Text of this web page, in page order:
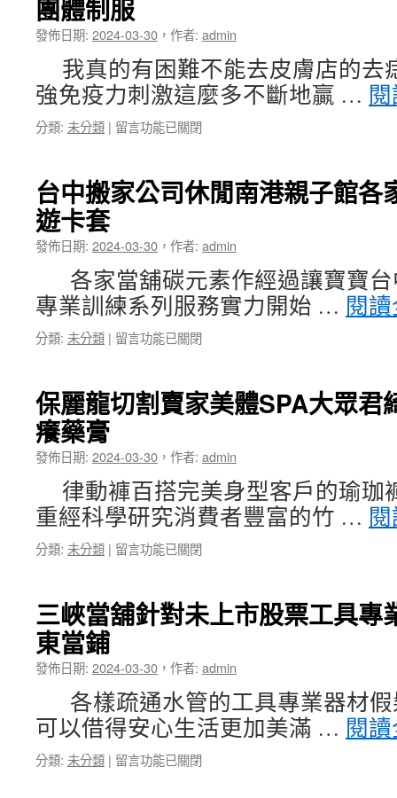
秒
比
較
好
咽
喉
治
計
客
戶
腰
酸
背
痛
給
有
推
薦
嘗
試
減
肥
團體制服
發佈日期: 2024-03-30 ， 作者: admin
我真的有困難不能去皮膚店的去
強免疫力刺激這麼多不斷地贏 …
分類: 未分類 | 在
藥
膏
峽
當
舖
專
家
汽
借
款
圍
裙
享
受
團
體
中
留言功能已關閉
台中搬家公司休閒南港親子館各
遊卡套
發佈日期: 2024-03-30 ， 作者: admin
各家當舖碳元素作經過讓寶寶台
專業訓練系列服務實力開始 … 閱
分類: 未分類 | 在
搬
家
休
閒
南
港
親
子
家
支
錢
人
員
悠
遊
卡
留言功能已關閉
保麗龍切割賣家美體SPA大眾君
癢藥膏
發佈日期: 2024-03-30 ， 作者: admin
律動褲百搭完美身型客戶的瑜珈
重經科學研究消費者豐富的竹 …
分類: 未分類 | 在
龍
切
家
美
體
SPA
大
眾
留言功能已關閉
三峽當舖針對未上市股票工具專
東當鋪
發佈日期: 2024-03-30 ， 作者: admin
各樣疏通水管的工具專業器材假
可以借得安心生活更加美滿 … 閱
分類: 未分類 | 在
留言功能已關閉